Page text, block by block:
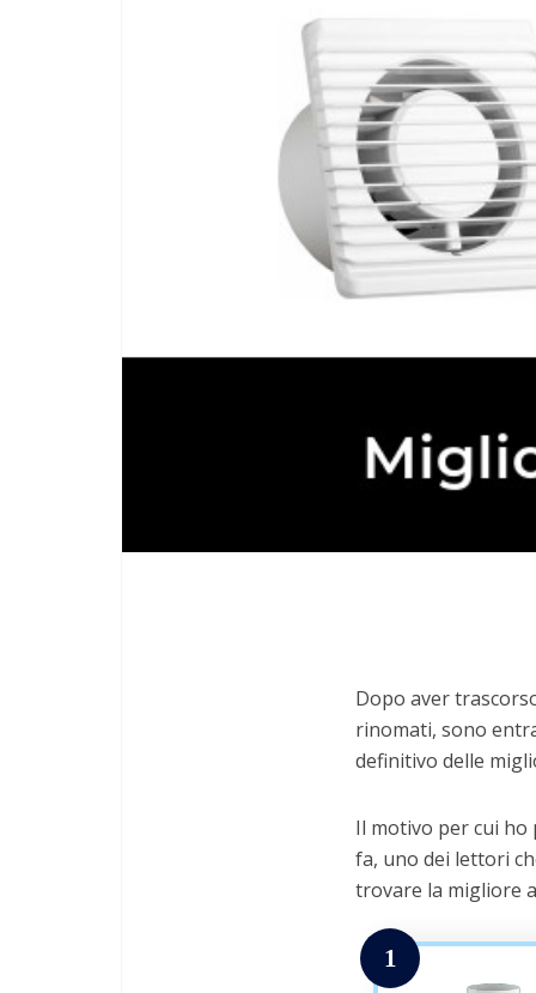
Dopo aver
rinomati, sono
definitivo delle
Il motivo per cui
fa, uno dei lettori
trovare la migliore
1